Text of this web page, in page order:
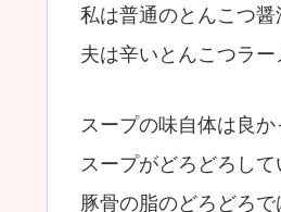
私は普通のとんこつ醤
夫は辛いとんこつラー
スープの味自体は良
スープがどろどろして
豚骨の脂のどろどろ